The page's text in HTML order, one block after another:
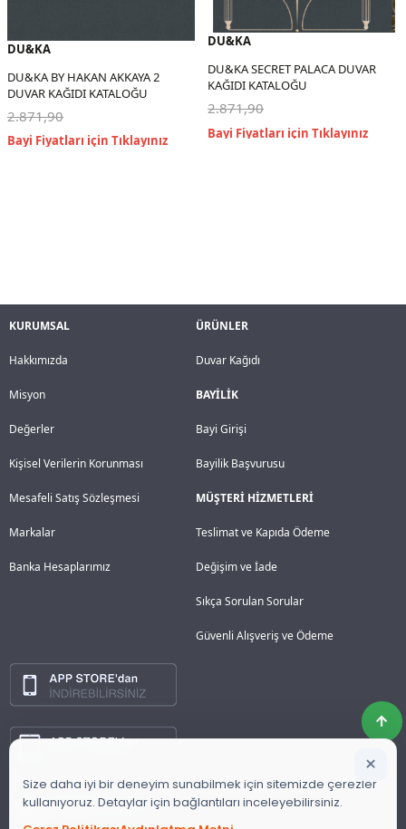
DU&KA
DU&KA BY HAKAN AKKAYA 2
DUVAR KAĞIDI KATALOĞU
2.871,90
DU&KA
DU&KA SECRET PALACA DUVAR
KAĞIDI KATALOĞU
2.871,90
KURUMSAL
Hakkımızda
Misyon
Değerler
Kişisel Verilerin Korunması
Mesafeli Satış Sözleşmesi
Markalar
Banka Hesaplarımız
ÜRÜNLER
Duvar Kağıdı
BAYİLİK
Bayi Girişi
Bayilik Başvurusu
MÜŞTERİ HİZMETLERİ
Teslimat ve Kapıda Ödeme
Değişim ve İade
Sıkça Sorulan Sorular
Güvenli Alışveriş ve Ödeme
Size daha iyi bir deneyim sunabilmek için sitemizde çerezler
kullanıyoruz. Detaylar için bağlantıları inceleyebilirsiniz.
×